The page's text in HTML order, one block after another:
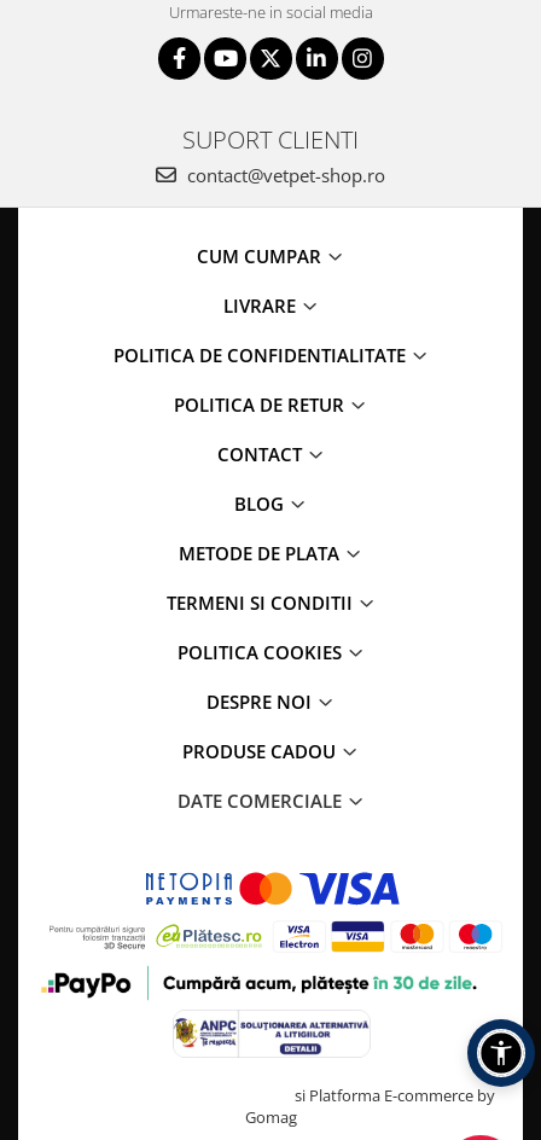
Urmareste-ne in social media
SUPORT CLIENTI
contact@vetpet-shop.ro
CUM CUMPAR
LIVRARE
POLITICA DE CONFIDENTIALITATE
POLITICA DE RETUR
CONTACT
BLOG
METODE DE PLATA
TERMENI SI CONDITII
POLITICA COOKIES
DESPRE NOI
PRODUSE CADOU
DATE COMERCIALE
si Platforma E-commerce by
Gomag